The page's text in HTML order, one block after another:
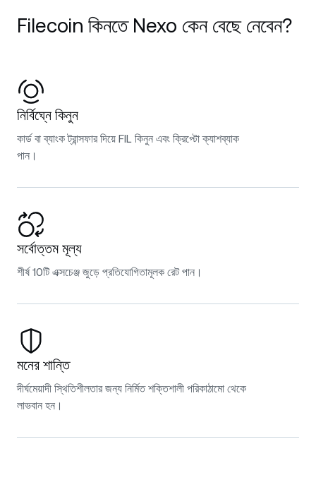
Filecoin কিনতে Nexo কেন বেছে নেবেন?
নির্বিঘ্নে কিনুন
কার্ড বা ব্যাংক ট্রান্সফার দিয়ে FIL কিনুন এবং ক্রিপ্টো ক্যাশব্যাক
পান।
সর্বোত্তম মূল্য
শীর্ষ 10টি এক্সচেঞ্জ জুড়ে প্রতিযোগিতামূলক রেট পান।
মনের শান্তি
দীর্ঘমেয়াদী স্থিতিশীলতার জন্য নির্মিত শক্তিশালী পরিকাঠামো থেকে
লাভবান হন।